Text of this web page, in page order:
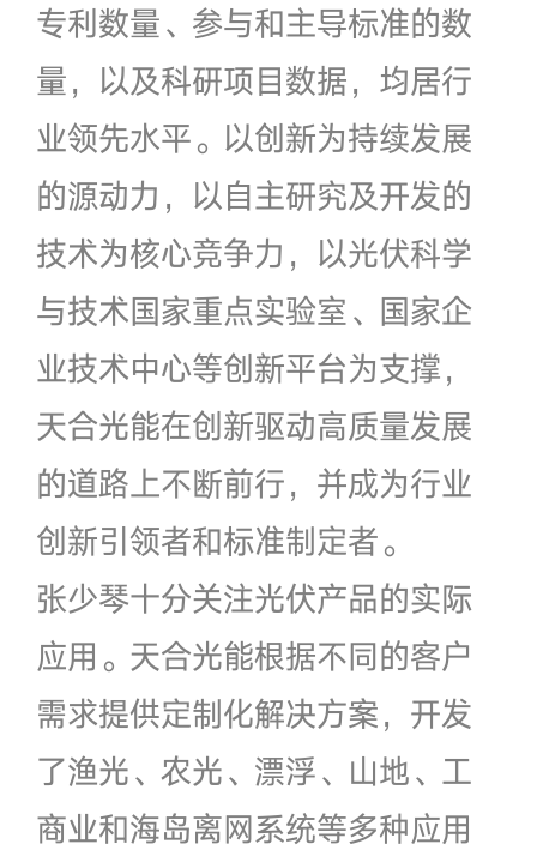
专利数量、参与和主导标准的数
量，以及科研项目数据，均居行
业领先水平。以创新为持续发展
的源动力，以自主研究及开发的
技术为核心竞争力，以光伏科学
与技术国家重点实验室、国家企
业技术中心等创新平台为支撑，
天合光能在创新驱动高质量发展
的道路上不断前行，并成为行业
创新引领者和标准制定者。
张少琴十分关注光伏产品的实际
应用。天合光能根据不同的客户
需求提供定制化解决方案，开发
了渔光、农光、漂浮、山地、工
商业和海岛离网系统等多种应用